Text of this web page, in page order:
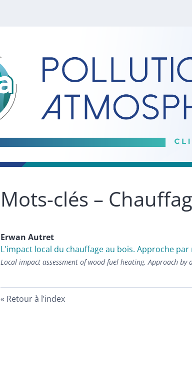
Mots-clés –
Erwan Autret
L'impact local du chauffage au bois. Approche
Local impact assessment of wood fuel heating. Approach
Retour à l’index